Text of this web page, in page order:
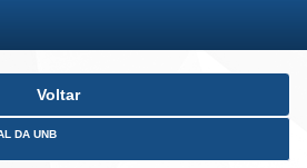
Voltar
DA UNB